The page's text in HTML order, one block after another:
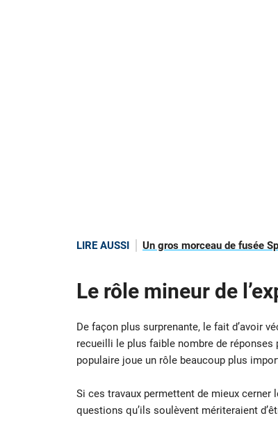
LIRE AUSSI Un gros morceau de fusée
Le rôle mineur de
De façon plus surprenante, le fait d’avoir
recueilli le plus faible nombre de
populaire joue un rôle beaucoup plus
Si ces travaux permettent de mieux cerner
questions qu’ils soulèvent mériteraient